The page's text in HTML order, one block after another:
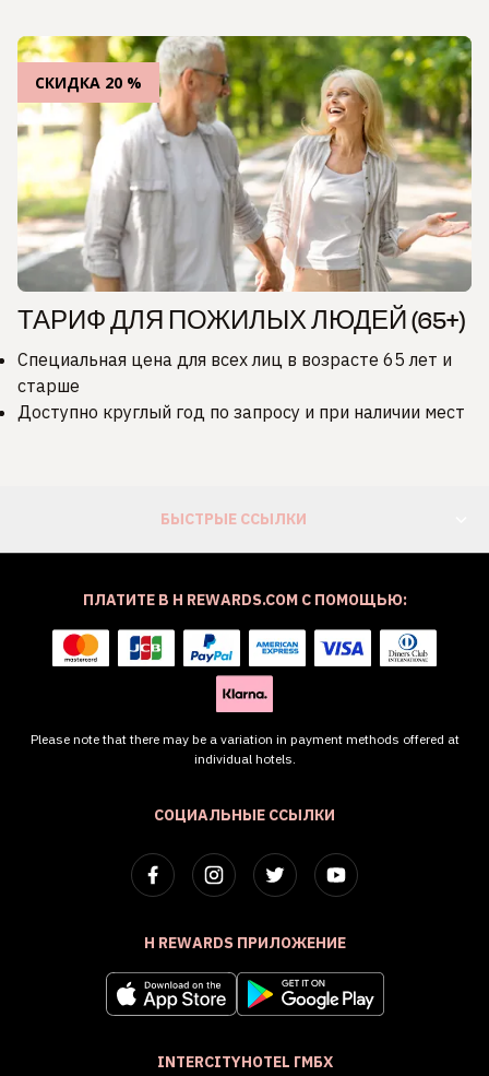
СКИДКА 20 %
ТАРИФ ДЛЯ ПОЖИЛЫХ ЛЮДЕЙ (65+)
Специальная цена для всех лиц в возрасте 65 лет и
старше
Доступно круглый год по запросу и при наличии мест
БЫСТРЫЕ ССЫЛКИ
СОЦИАЛЬНЫЕ ССЫЛКИ
H REWARDS ПРИЛОЖЕНИЕ
INTERCITYHOTEL ГМБХ
ПЛАТИТЕ В H REWARDS.COM С ПОМОЩЬЮ:
Please note that there may be a variation in payment methods offered at
individual hotels.